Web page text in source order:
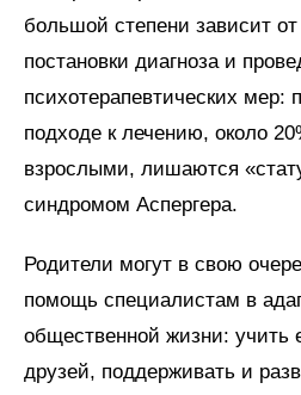
большой степени зависит
постановки диагноза и
психотерапевтических мер:
подходе к лечению, около
взрослыми, лишаются
синдромом Аспергера.
Родители могут в свою
помощь специалистам в
общественной жизни: учить
друзей, поддерживать и